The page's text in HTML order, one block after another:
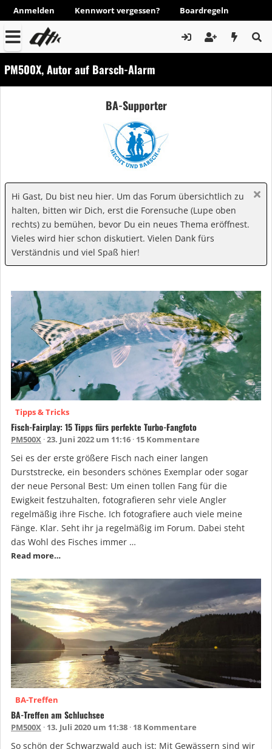
Anmelden Kennwort vergessen? Boardregeln
PM500X, Autor auf Barsch-Alarm
BA-Supporter
Hi Gast, Du bist neu hier. Um das Forum übersichtlich zu
halten, bitten wir Dich, erst die Forensuche (Lupe oben
rechts) zu bemühen, bevor Du ein neues Thema eröffnest.
Vieles wird hier schon diskutiert. Vielen Dank fürs
Verständnis und viel Spaß hier!
Tipps & Tricks
Fisch-Fairplay: 15 Tipps fürs perfekte Turbo-Fangfoto
PM500X 23. Juni 2022 um 11:16 15 Kommentare
Sei es der erste größere Fisch nach einer langen
Durststrecke, ein besonders schönes Exemplar oder sogar
der neue Personal Best: Um einen tollen Fang für die
Ewigkeit festzuhalten, fotografieren sehr viele Angler
regelmäßig ihre Fische. Ich fotografiere auch viele meine
Fänge. Klar. Seht ihr ja regelmäßig im Forum. Dabei steht
das Wohl des Fisches immer …
Read more…
BA-Treffen
BA-Treffen am Schluchsee
PM500X 13. Juli 2020 um 11:38 18 Kommentare
So schön der Schwarzwald auch ist: Mit Gewässern sind wir